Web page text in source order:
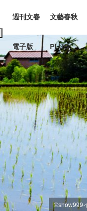
週刊文春
電子版
文藝春秋
PLUS